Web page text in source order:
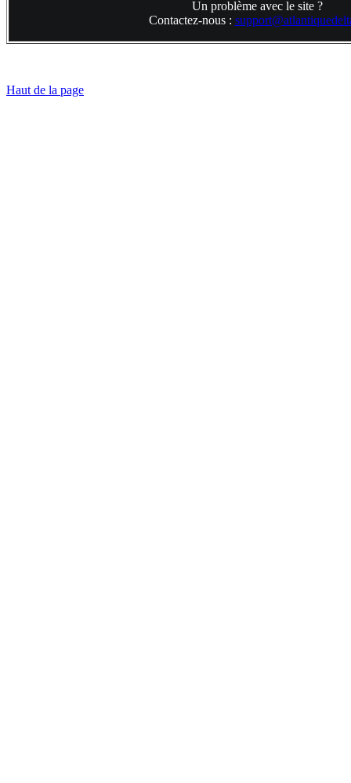
Un problème avec le site ?
Contactez-nous :
Haut de la page